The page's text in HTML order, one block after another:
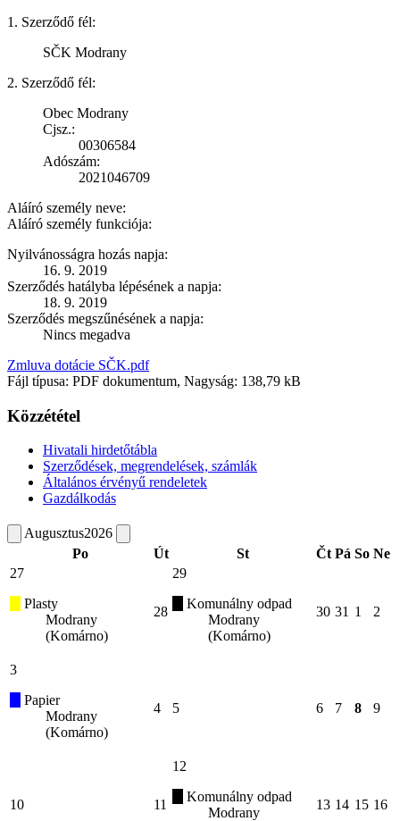
1. Szerződő fél:
SČK Modrany
2. Szerződő fél:
Obec Modrany
Cjsz.:
00306584
Adószám:
2021046709
Aláíró személy neve:
Aláíró személy funkciója:
Nyilvánosságra hozás napja:
16. 9. 2019
Szerződés hatályba lépésének a napja:
18. 9. 2019
Szerződés megszűnésének a napja:
Nincs megadva
Zmluva dotácie SČK.pdf
Fájl típusa: PDF dokumentum, Nagyság: 138,79 kB
Közzététel
Hivatali hirdetőtábla
Szerződések, megrendelések, számlák
Általános érvényű rendeletek
Gazdálkodás
Augusztus2026
Po
Út St Čt Pá So Ne
27
Plasty
Modrany
(Komárno)
28
29
Komunálny odpad
Modrany
(Komárno)
30 31 1 2
3
Papier
Modrany
(Komárno)
4 5 6 7 8 9
10 11
12
Komunálny odpad
Modrany
13 14 15 16